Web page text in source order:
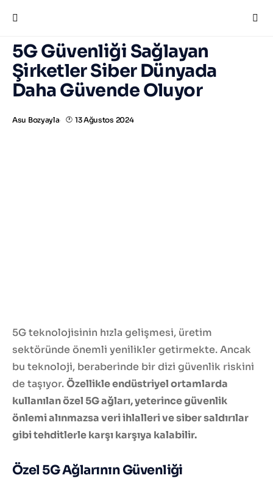
5G Güvenliği Sağlayan
Şirketler Siber Dünyada
Daha Güvende Oluyor
Asu Bozyayla 13 Ağustos 2024
5G teknolojisinin hızla gelişmesi, üretim
sektöründe önemli yenilikler getirmekte. Ancak
bu teknoloji, beraberinde bir dizi güvenlik riskini
de taşıyor.Özellikle endüstriyel ortamlarda
kullanılan özel 5G ağları, yeterince güvenlik
önlemi alınmazsa veri ihlalleri ve siber saldırılar
gibi tehditlerle karşı karşıya kalabilir.
Özel 5G Ağlarının Güvenliği